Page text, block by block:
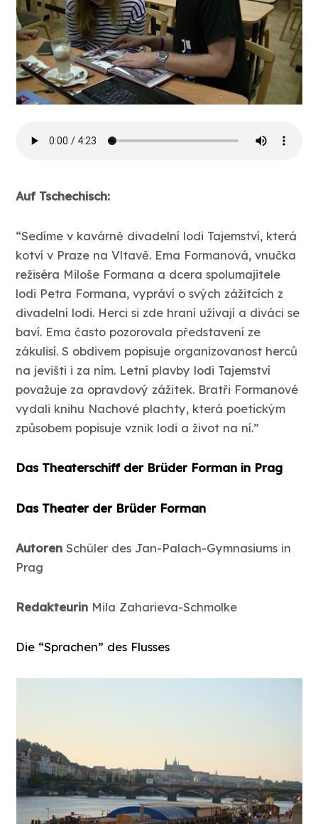
Auf Tschechisch:
“Sedíme v kavárně divadelní lodi Tajemství, která
kotví v Praze na Vltavě. Ema Formanová, vnučka
režiséra Miloše Formana a dcera spolumajitele
lodi Petra Formana, vypráví o svých zážitcích z
divadelní lodi. Herci si zde hraní užívají a diváci se
baví. Ema často pozorovala představení ze
zákulisí. S obdivem popisuje organizovanost herců
na jevišti i za ním. Letní plavby lodi Tajemství
považuje za opravdový zážitek. Bratři Formanové
vydali knihu Nachové plachty, která poetickým
způsobem popisuje vznik lodi a život na ní.”
Das Theaterschiff der Brüder Forman in Prag
Das Theater der Brüder Forman
Autoren Schüler des Jan-Palach-Gymnasiums in
Prag
Redakteurin Mila Zaharieva-Schmolke
Die “Sprachen” des Flusses